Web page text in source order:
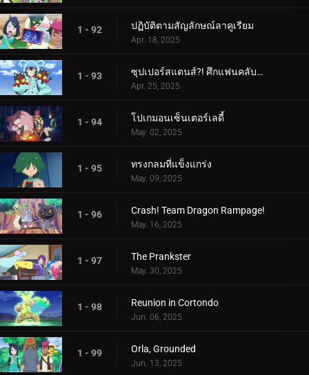
1 - 92 ปฏิบัติตามสัญลักษณ์ลาคูเรียม
Apr. 18, 2025
1 - 93 ซุปเปอร์สแตนส์?! ศึกแฟนคลับคุรุมิน!!
Apr. 25, 2025
1 - 94 โปเกมอนเซ็นเตอร์เลดี้
May. 02, 2025
1 - 95 ทรงกลมที่แข็งแกร่ง
May. 09, 2025
1 - 96 Crash! Team Dragon Rampage!
May. 16, 2025
1 - 97 The Prankster
May. 30, 2025
1 - 98 Reunion in Cortondo
Jun. 06, 2025
1 - 99 Orla, Grounded
Jun. 13, 2025